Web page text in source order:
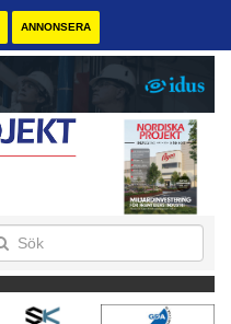
ANNONSERA